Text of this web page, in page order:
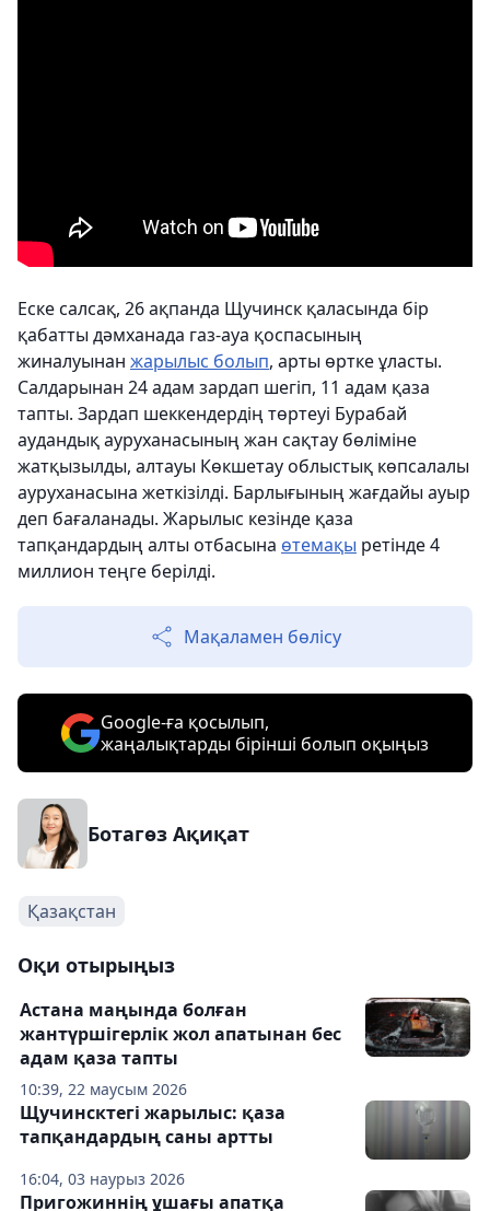
Еске салсақ, 26 ақпанда Щучинск қаласында бір
қабатты дәмханада газ-ауа қоспасының
жиналуынан жарылыс болып, арты өртке ұласты.
Салдарынан 24 адам зардап шегіп, 11 адам қаза
тапты. Зардап шеккендердің төртеуі Бурабай
аудандық ауруханасының жан сақтау бөліміне
жатқызылды, алтауы Көкшетау облыстық көпсалалы
ауруханасына жеткізілді. Барлығының жағдайы ауыр
деп бағаланады. Жарылыс кезінде қаза
тапқандардың алты отбасына өтемақы ретінде 4
миллион теңге берілді.
Мақаламен бөлісу
Google-ға қосылып,
жаңалықтарды бірінші болып оқыңыз
Ботагөз Ақиқат
Қазақстан
Оқи отырыңыз
10:39, 22 маусым 2026
Астана маңында болған
жантүршігерлік жол апатынан бес
адам қаза тапты
16:04, 03 наурыз 2026
Щучинсктегі жарылыс: қаза
тапқандардың саны артты
Пригожиннің ұшағы апатқа